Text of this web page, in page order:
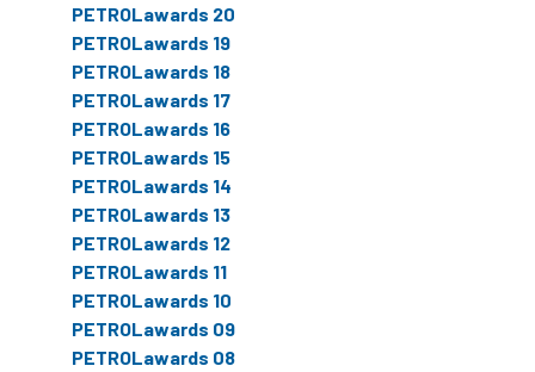
PETROLawards 20
PETROLawards 19
PETROLawards 18
PETROLawards 17
PETROLawards 16
PETROLawards 15
PETROLawards 14
PETROLawards 13
PETROLawards 12
PETROLawards 11
PETROLawards 10
PETROLawards 09
PETROLawards 08